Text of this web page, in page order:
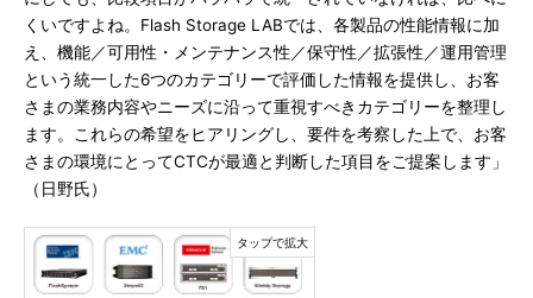
くいですよね。Flash Storage LABでは、各製品の性能情報に加
え、機能／可用性・メンテナンス性／保守性／拡張性／運用管理
という統一した6つのカテゴリーで評価した情報を提供し、お客
さまの業務内容やニーズに沿って重視すべきカテゴリーを整理し
ます。これらの希望をヒアリングし、要件を考察した上で、お客
さまの環境にとってCTCが最適と判断した項目をご提案します」
（日野氏）